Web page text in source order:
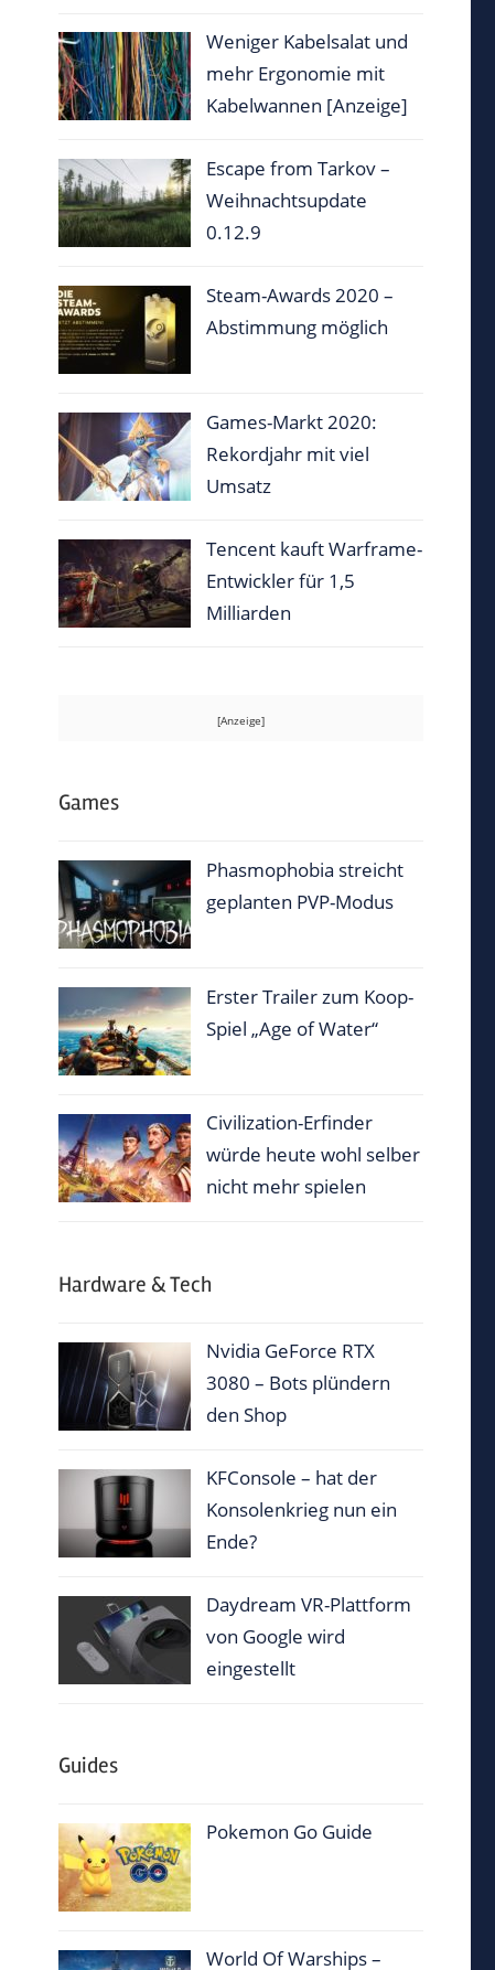
Weniger Kabelsalat und
mehr Ergonomie mit
Kabelwannen [Anzeige]
Escape from Tarkov –
Weihnachtsupdate
0.12.9
Steam-Awards 2020 –
Abstimmung möglich
Games-Markt 2020:
Rekordjahr mit viel
Umsatz
Tencent kauft Warframe-
Entwickler für 1,5
Milliarden
Games
Phasmophobia streicht
geplanten PVP-Modus
Erster Trailer zum Koop-
Spiel „Age of Water“
Civilization-Erfinder
würde heute wohl selber
nicht mehr spielen
Hardware & Tech
Nvidia GeForce RTX
3080 – Bots plündern
den Shop
KFConsole – hat der
Konsolenkrieg nun ein
Ende?
Daydream VR-Plattform
von Google wird
eingestellt
Guides
Pokemon Go Guide
World Of Warships –